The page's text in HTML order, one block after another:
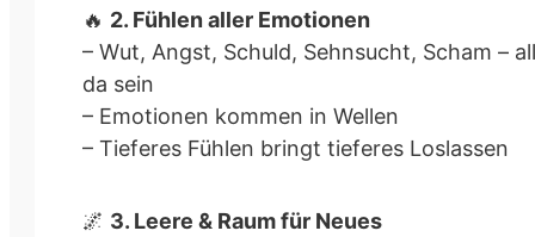
🔥 2. Fühlen aller Emotionen
– Wut, Angst, Schuld, Sehnsucht, Scham –
da sein
– Emotionen kommen in Wellen
– Tieferes Fühlen bringt tieferes Loslassen
🌌 3. Leere & Raum für Neues